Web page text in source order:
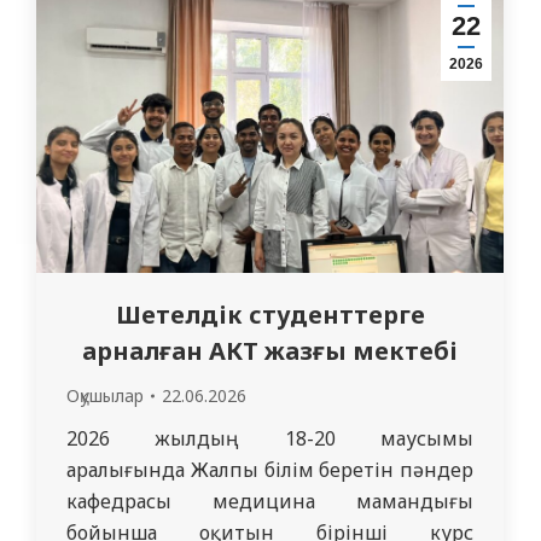
“Медицина” ББ 1134 ағылшын тобының
пилоттық студенттеріне арналған
“CRISPR – cas” тақырыбы бойынша
биология…
22
2026
Шетелдік студенттерге
арналған АКТ жазғы мектебі
Оқушылар 22.06.2026
2026 жылдың 18-20 маусымы
аралығында Жалпы білім беретін пәндер
кафедрасы медицина мамандығы
бойынша оқитын бірінші курс